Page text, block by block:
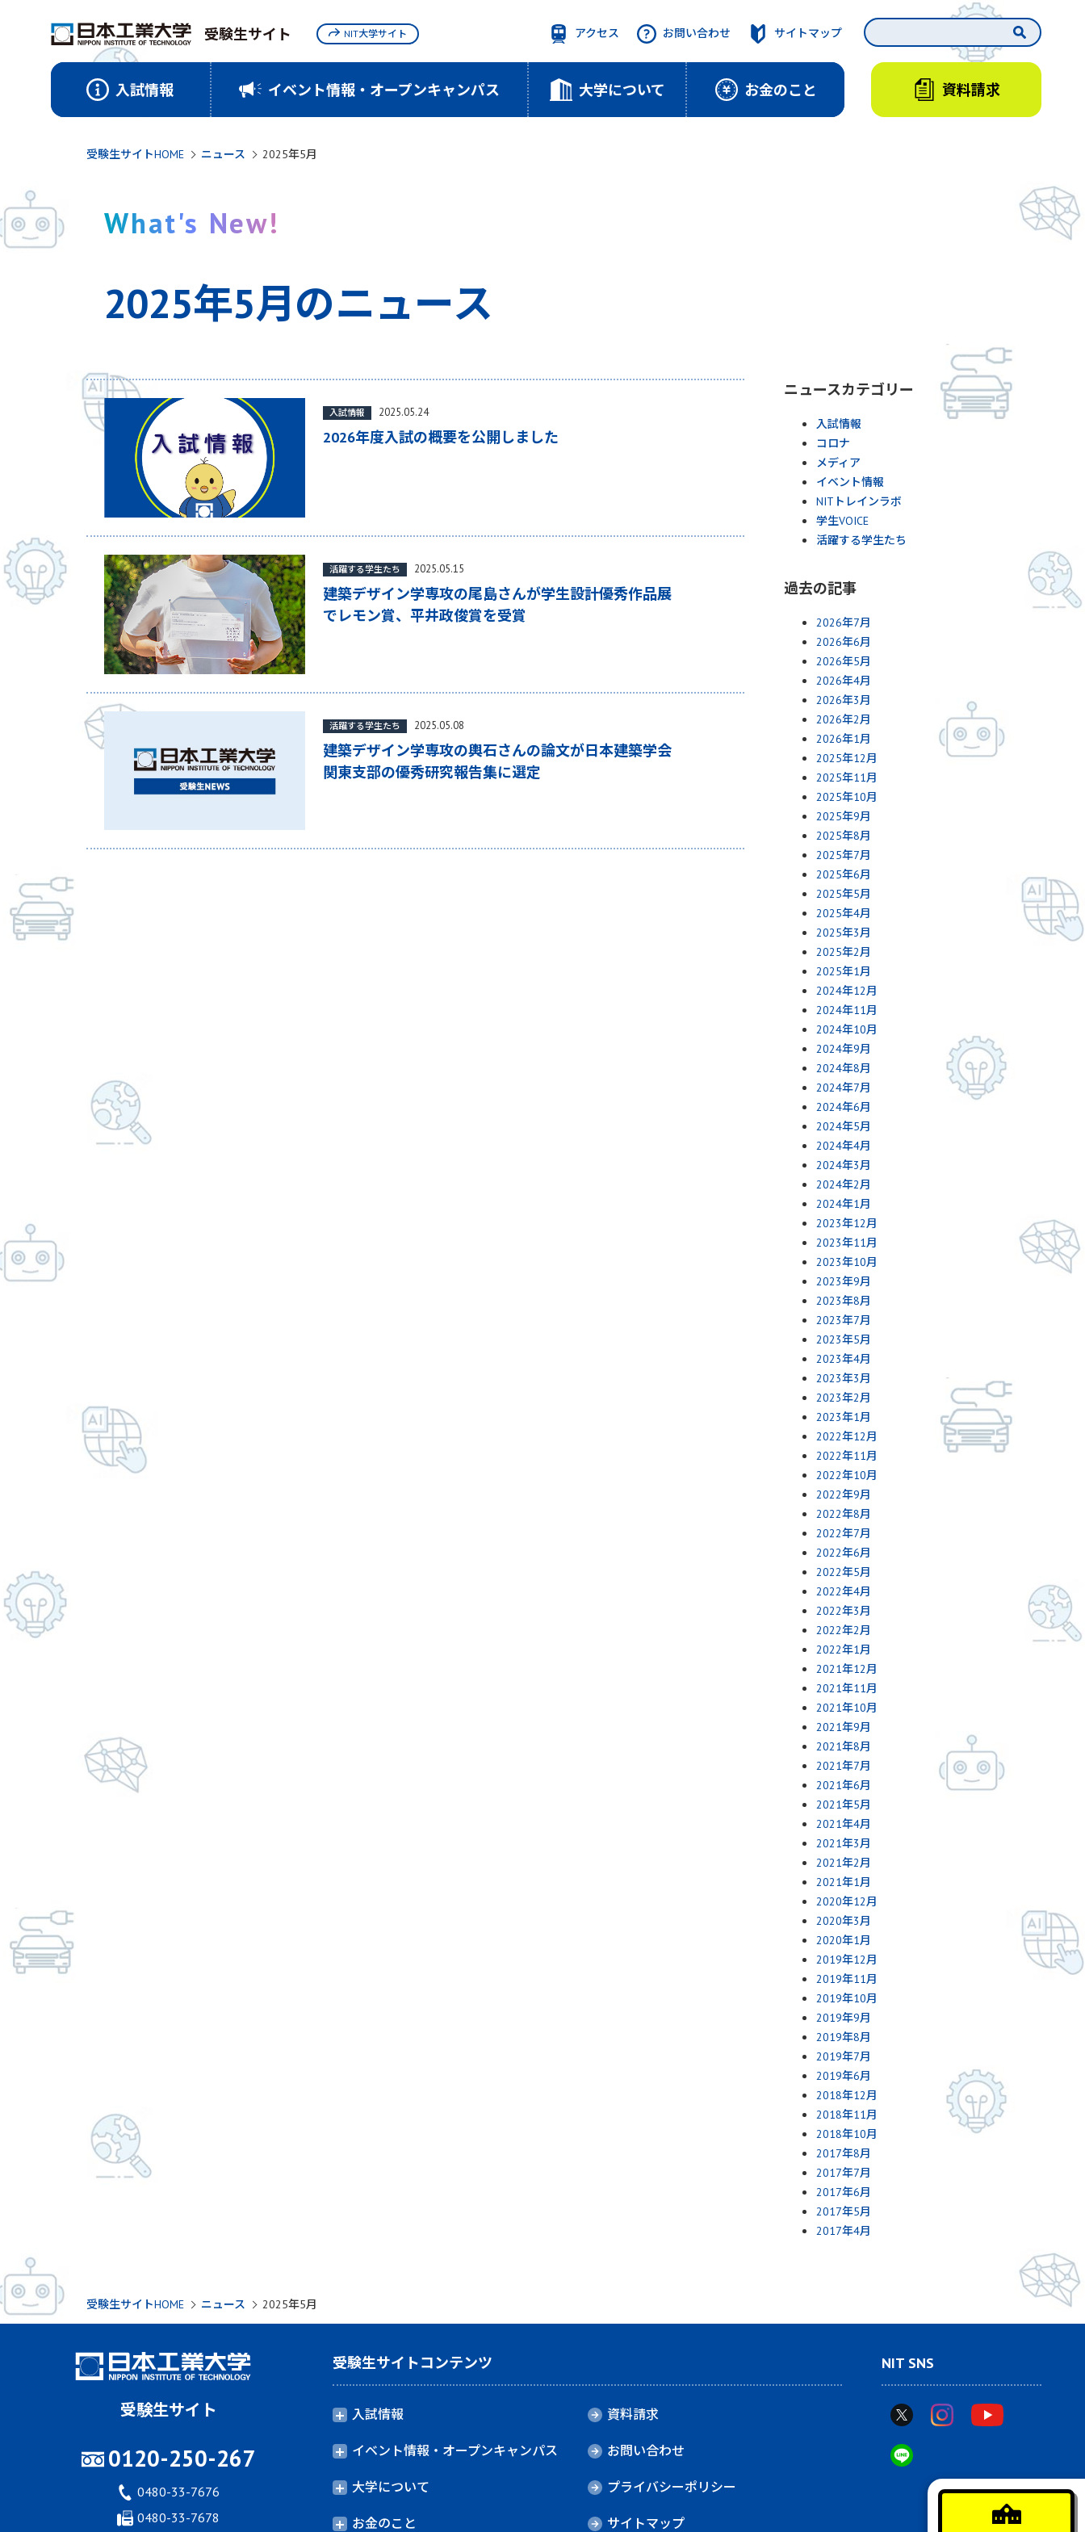
受験生サイト
入試情報 イベント情報・オープンキャンパス 大学について お金のこと
アクセス お問い合わせ サイトマップ
資料請求
NIT大学サイト
受験生サイトHOME ニュース 2025年5月
What's New!
2025年5月のニュース
2026年度入試の概要を公開しました
入試情報 2025.05.24
建築デザイン学専攻の尾島さんが学生設計優秀作品展
でレモン賞、平井政俊賞を受賞
活躍する学生たち 2025.05.15
建築デザイン学専攻の輿石さんの論文が日本建築学会
関東支部の優秀研究報告集に選定
活躍する学生たち 2025.05.08
ニュースカテゴリー
入試情報
コロナ
メディア
イベント情報
NITトレインラボ
学生VOICE
活躍する学生たち
過去の記事
2026年7月
2026年6月
2026年5月
2026年4月
2026年3月
2026年2月
2026年1月
2025年12月
2025年11月
2025年10月
2025年9月
2025年8月
2025年7月
2025年6月
2025年5月
2025年4月
2025年3月
2025年2月
2025年1月
2024年12月
2024年11月
2024年10月
2024年9月
2024年8月
2024年7月
2024年6月
2024年5月
2024年4月
2024年3月
2024年2月
2024年1月
2023年12月
2023年11月
2023年10月
2023年9月
2023年8月
2023年7月
2023年5月
2023年4月
2023年3月
2023年2月
2023年1月
2022年12月
2022年11月
2022年10月
2022年9月
2022年8月
2022年7月
2022年6月
2022年5月
2022年4月
2022年3月
2022年2月
2022年1月
2021年12月
2021年11月
2021年10月
2021年9月
2021年8月
2021年7月
2021年6月
2021年5月
2021年4月
2021年3月
2021年2月
2021年1月
2020年12月
2020年3月
2020年1月
2019年12月
2019年11月
2019年10月
2019年9月
2019年8月
2019年7月
2019年6月
2018年12月
2018年11月
2018年10月
2017年8月
2017年7月
2017年6月
2017年5月
2017年4月
受験生サイトHOME ニュース 2025年5月
受験生サイトコンテンツ
入試情報
イベント情報・オープンキャンパス
大学について
お金のこと
資料請求
お問い合わせ
プライバシーポリシー
サイトマップ
NIT SNS
受験生サイト
0120-250-267
0480-33-7676
0480-33-7678